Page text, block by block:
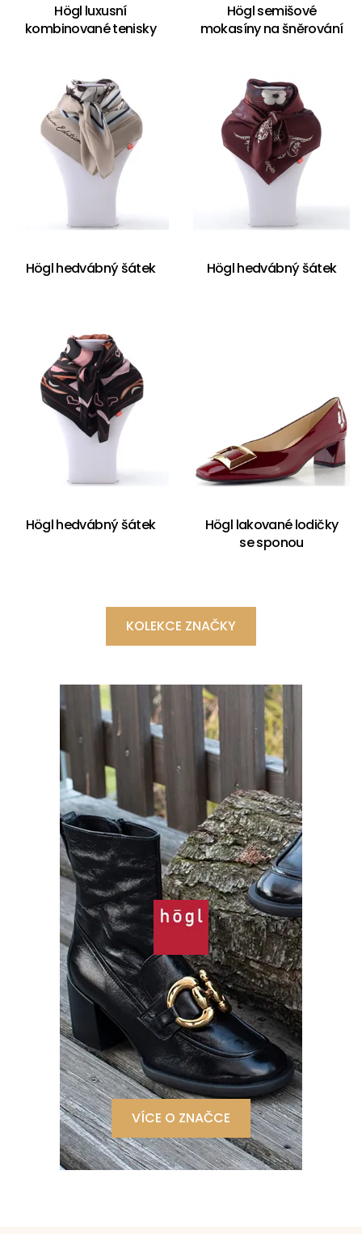
Högl luxusní
kombinované tenisky
Högl semišové
mokasíny na šněrování
Högl hedvábný šátek Högl hedvábný šátek
Högl hedvábný šátek
Högl lakované lodičky
se sponou
KOLEKCE ZNAČKY
VÍCE O ZNAČCE